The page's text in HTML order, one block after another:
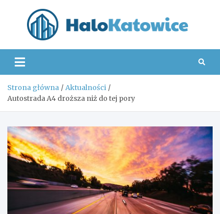
Strona główna
Aktualności
Autostrada A4 droższa niż do tej pory